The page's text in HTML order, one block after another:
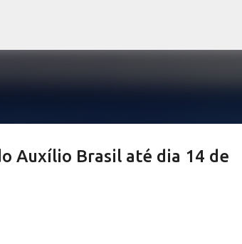
Auxílio Brasil até dia 14 de